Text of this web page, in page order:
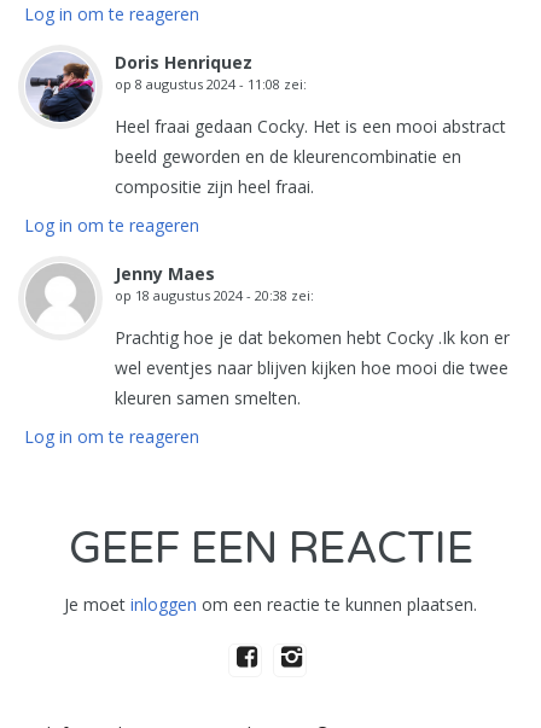
Log in om te reageren
Doris Henriquez
op 8 augustus 2024 - 11:08 zei:
Heel fraai gedaan Cocky. Het is een mooi abstract
beeld geworden en de kleurencombinatie en
compositie zijn heel fraai.
Log in om te reageren
Jenny Maes
op 18 augustus 2024 - 20:38 zei:
Prachtig hoe je dat bekomen hebt Cocky .Ik kon er
wel eventjes naar blijven kijken hoe mooi die twee
kleuren samen smelten.
Log in om te reageren
GEEF EEN REACTIE
Je moet inloggen om een reactie te kunnen plaatsen.